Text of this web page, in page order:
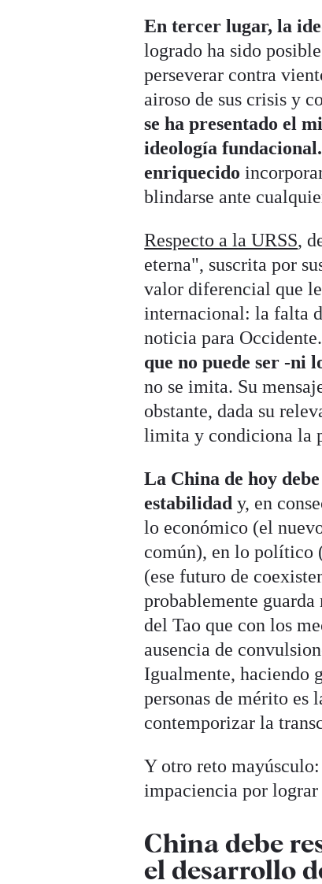
En tercer lugar, la
logrado ha sido
perseverar contra
airoso de sus crisis y
se ha presentado el
ideología
enriquecido
blindarse ante
Respecto a la URSS,
eterna", suscrita por
valor diferencial que
internacional: la falta
noticia para
que no puede ser -ni
no se imita. Su
obstante, dada su
limita y condiciona la
La China de hoy
estabilidad y, en
lo económico (el
común), en lo político
(ese futuro de
probablemente
del Tao que con los
ausencia de
Igualmente, haciendo
personas de mérito es
contemporizar la
Y otro reto
impaciencia por
China debe
el desarrollo